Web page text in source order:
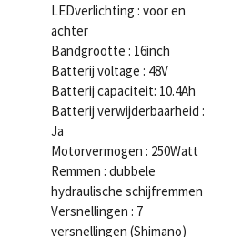
LEDverlichting : voor en
achter
Bandgrootte : 16inch
Batterij voltage : 48V
Batterij capaciteit: 10.4Ah
Batterij verwijderbaarheid :
Ja
Motorvermogen : 250Watt
Remmen : dubbele
hydraulische schijfremmen
Versnellingen : 7
versnellingen (Shimano)